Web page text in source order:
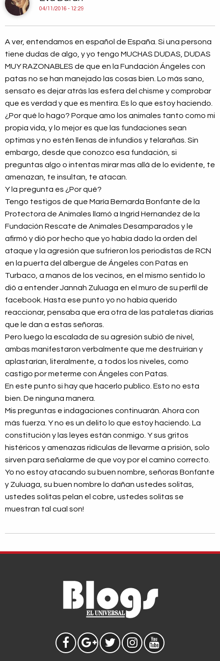
04/11/2016 - 12:29
A ver, entendamos en español de España. Si una persona
tiene dudas de algo, y yo tengo MUCHAS DUDAS, DUDAS
MUY RAZONABLES de que en la Fundación Ángeles con
patas no se han manejado las cosas bien. Lo más sano,
sensato es dejar atrás las esfera del chisme y comprobar
que es verdad y que es mentira. Es lo que estoy haciendo.
¿Por qué lo hago? Porque amo los animales tanto como mi
propia vida, y lo mejor es que las fundaciones sean
optimas y no estén llenas de infundios y telarañas. Sin
embargo, desde que conozco esa fundación, si
preguntas algo o intentas mirar mas allá de lo evidente, te
amenazan, te insultan, te atacan.
Y la pregunta es ¿Por qué?
Tengo testigos de que María Bernarda Bonfante de la
Protectora de Animales llamó a Ingrid Hernandez de la
Fundación Rescate de Animales Desamparados y le
afirmó y dió por hecho que yo había dado la orden del
ataque y la agresión que sufrieron los periodistas de RCN
en la puerta del albergue de Ángeles con Patas en
Turbaco, a manos de los vecinos, en el mismo sentido lo
dió a entender Jannah Zuluaga en el muro de su perfil de
facebook. Hasta ese punto yo no había querido
reaccionar, pensaba que era otra de las pataletas diarias
que le dan a estas señoras.
Pero luego la escalada de su agresión subió de nivel,
ambas manifestaron verbalmente que me destruirían y
aplastarían, literalmente, a todos los niveles, como
castigo por meterme con Ángeles con Patas.
En este punto si hay que hacerlo publico. Esto no esta
bien. De ninguna manera.
Mis preguntas e indagaciones continuarán. Ahora con
más fuerza. Y no es un delito lo que estoy haciendo. La
constitución y las leyes están conmigo. Y sus gritos
histéricos y amenazas ridículas de llevarme a prisión, solo
sirven para señalarme de que voy por el camino correcto.
Yo no estoy atacando su buen nombre, señoras Bonfante
y Zuluaga, su buen nombre lo dañan ustedes solitas,
ustedes solitas pelan el cobre, ustedes solitas se
muestran tal cual son!